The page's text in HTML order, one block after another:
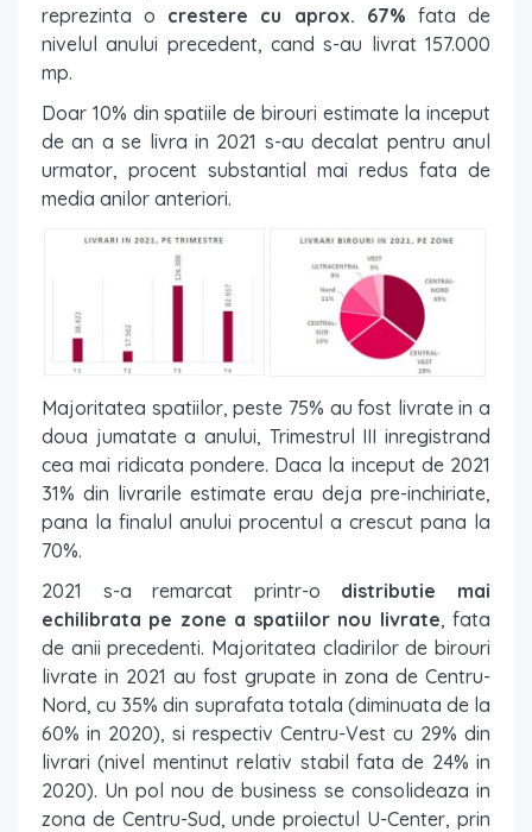
reprezinta o crestere cu aprox. 67% fata de
nivelul anului precedent, cand s-au livrat 157.000
mp.
Doar 10% din spatiile de birouri estimate la inceput
de an a se livra in 2021 s-au decalat pentru anul
urmator, procent substantial mai redus fata de
media anilor anteriori.
Majoritatea spatiilor, peste 75% au fost livrate in a
doua jumatate a anului, Trimestrul III inregistrand
cea mai ridicata pondere. Daca la inceput de 2021
31% din livrarile estimate erau deja pre-inchiriate,
pana la finalul anului procentul a crescut pana la
70%.
2021 s-a remarcat printr-o distributie mai
echilibrata pe zone a spatiilor nou livrate, fata
de anii precedenti. Majoritatea cladirilor de birouri
livrate in 2021 au fost grupate in zona de Centru-
Nord, cu 35% din suprafata totala (diminuata de la
60% in 2020), si respectiv Centru-Vest cu 29% din
livrari (nivel mentinut relativ stabil fata de 24% in
2020). Un pol nou de business se consolideaza in
zona de Centru-Sud, unde proiectul U-Center, prin